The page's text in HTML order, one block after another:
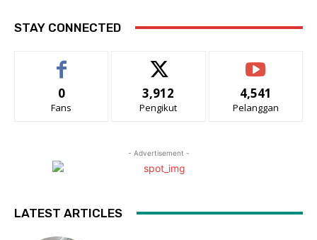
STAY CONNECTED
0
Fans
3,912
Pengikut
4,541
Pelanggan
- Advertisement -
LATEST ARTICLES